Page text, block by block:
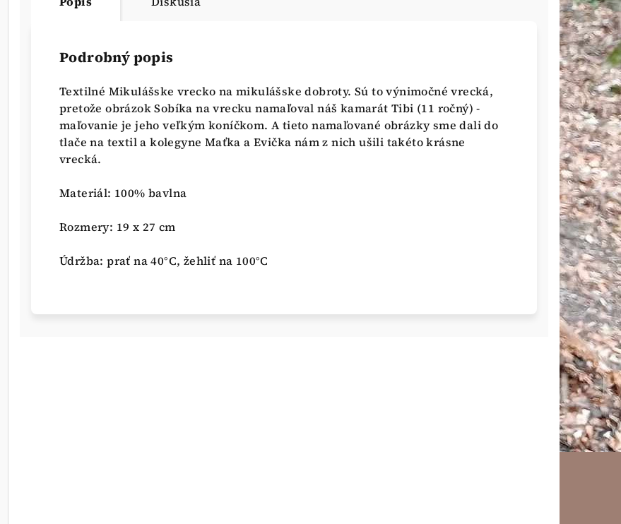
Podrobný popis
Textilné Mikulášske vrecko na mikulášske dobroty. Sú to výnimočné vrecká,
pretože obrázok Sobíka na vrecku namaľoval náš kamarát Tibi (11 ročný) -
maľovanie je jeho veľkým koníčkom. A tieto namaľované obrázky sme dali do
tlače na textil a kolegyne Maťka a Evička nám z nich ušili takéto krásne
vrecká.
Materiál: 100% bavlna
Rozmery: 19 x 27 cm
Údržba: prať na 40°C, žehliť na 100°C